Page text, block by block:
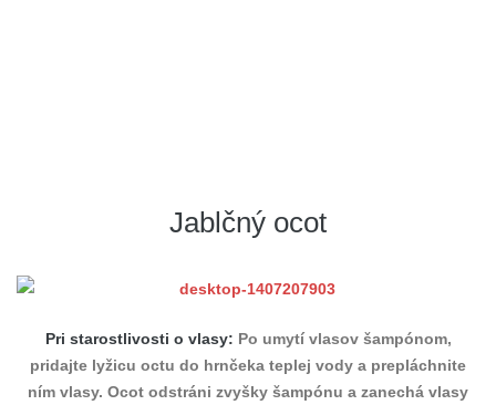
Jablčný ocot
Pri starostlivosti o vlasy: Po umytí vlasov šampónom,
pridajte lyžicu octu do hrnčeka teplej vody a prepláchnite
ním vlasy. Ocot odstráni zvyšky šampónu a zanechá vlasy